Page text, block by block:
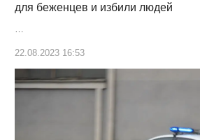
для беженцев и избили людей
22.08.2023 16:53